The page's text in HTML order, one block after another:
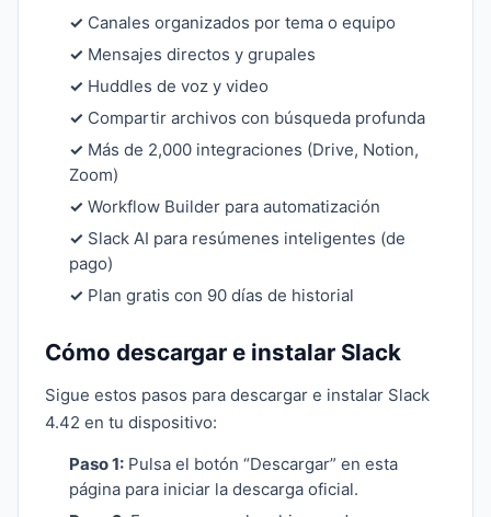
✓ Canales organizados por tema o equipo
✓ Mensajes directos y grupales
✓ Huddles de voz y video
✓ Compartir archivos con búsqueda profunda
✓ Más de 2,000 integraciones (Drive, Notion,
Zoom)
✓ Workflow Builder para automatización
✓ Slack AI para resúmenes inteligentes (de
pago)
✓ Plan gratis con 90 días de historial
Cómo descargar e instalar Slack
Sigue estos pasos para descargar e instalar Slack
4.42 en tu dispositivo:
Paso 1: Pulsa el botón “Descargar” en esta
página para iniciar la descarga oficial.